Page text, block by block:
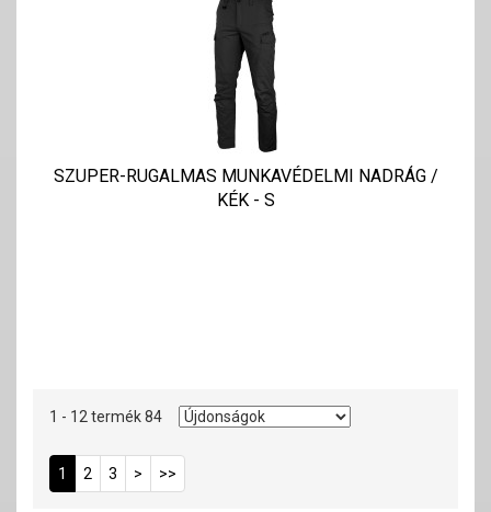
SZUPER-RUGALMAS MUNKAVÉDELMI NADRÁG /
KÉK - S
1 - 12 termék 84
1 2 3 > >>